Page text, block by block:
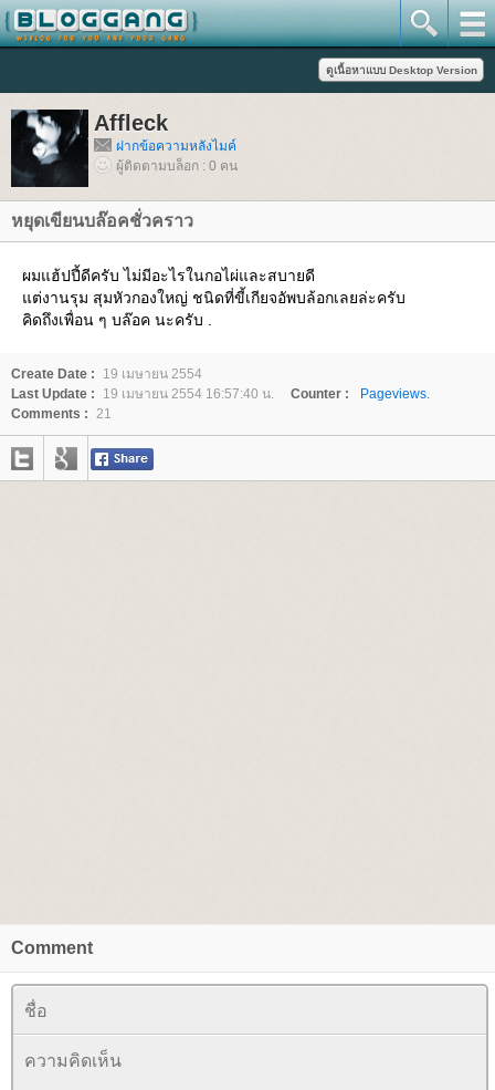
Affleck
ฝากข้อความหลังไมค์
ผู้ติดตามบล็อก : 0 คน
หยุดเขียนบล๊อคชั่วคราว
ผมแฮ้ปปี้ดีครับ ไม่มีอะไรในกอไผ่และสบายดี
ต่งานรุม สุมหัวกองใหญ่ ชนิดที่ขี้เกียจอัพบล้อกเลยล่ะครับ
คิดถึงเพื่อน ๆ บล๊อค นะครับ .
Create Date :
19 เมษายน 2554
Last Update :
19 เมษายน 2554 16:57:40 น. Counter :
Pageviews.
Comments : 21
Comment